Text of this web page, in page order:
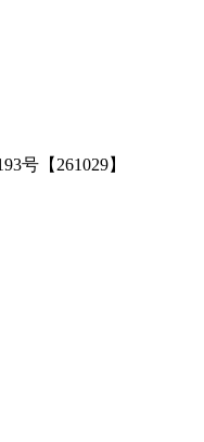
号【261029】